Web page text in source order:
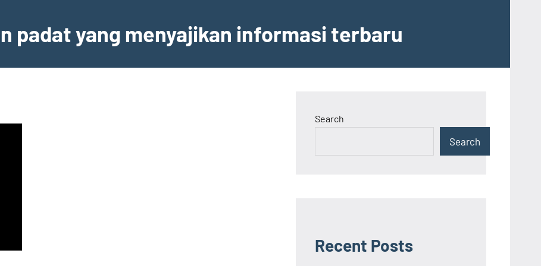
padat yang menyajikan informasi terbaru
Search
Search
Recent Posts